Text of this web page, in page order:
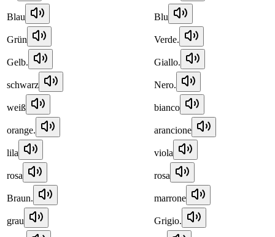
Blau Blu
Grün Verde.
Gelb. Giallo.
schwarz Nero.
weiß bianco
orange. arancione
lila viola
rosa rosa
Braun. marrone
grau Grigio.